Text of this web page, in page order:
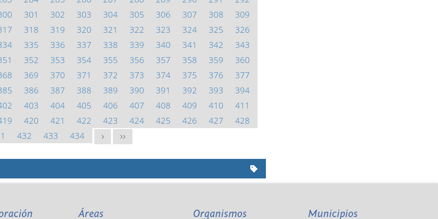
301 302 303 304 305 306 307 308
309
318 319 320 321 322 323 324 325
326
335 336 337 338 339 340 341 342
343
352 353 354 355 356 357 358 359
360
369 370 371 372 373 374 375 376
377
386 387 388 389 390 391 392 393
394
403 404 405 406 407 408 409 410
411
420 421 422 423 424 425 426 427
428
432 433 434 > >>
Áreas Organismos Municipios